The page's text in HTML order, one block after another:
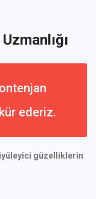
ederiz.
güzelliklerin